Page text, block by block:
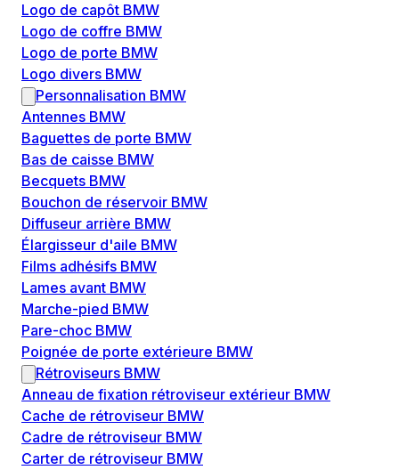
Logo de capôt BMW
Logo de coffre BMW
Logo de porte BMW
Logo divers BMW
Personnalisation BMW
Antennes BMW
Baguettes de porte BMW
Bas de caisse BMW
Becquets BMW
Bouchon de réservoir BMW
Diffuseur arrière BMW
Élargisseur d'aile BMW
Films adhésifs BMW
Lames avant BMW
Marche-pied BMW
Pare-choc BMW
Poignée de porte extérieure BMW
Rétroviseurs BMW
Anneau de fixation rétroviseur extérieur BMW
Cache de rétroviseur BMW
Cadre de rétroviseur BMW
Carter de rétroviseur BMW